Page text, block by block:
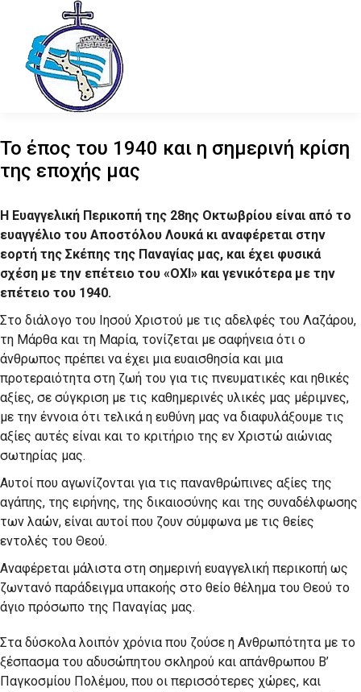
Το έπος του 1940 και η σημερινή κρίση
της εποχής μας
Η Ευαγγελική Περικοπή της 28ης Οκτωβρίου είναι από το
ευαγγέλιο του Αποστόλου Λουκά κι αναφέρεται στην
εορτή της Σκέπης της Παναγίας μας, και έχει φυσικά
σχέση με την επέτειο του «ΟΧΙ» και γενικότερα με την
επέτειο του 1940.
Στο διάλογο του Ιησού Χριστού με τις αδελφές του Λαζάρου,
τη Μάρθα και τη Μαρία, τονίζεται με σαφήνεια ότι ο
άνθρωπος πρέπει να έχει μια ευαισθησία και μια
προτεραιότητα στη ζωή του για τις πνευματικές και ηθικές
αξίες, σε σύγκριση με τις καθημερινές υλικές μας μέριμνες,
με την έννοια ότι τελικά η ευθύνη μας να διαφυλάξουμε τις
αξίες αυτές είναι και το κριτήριο της εν Χριστώ αιώνιας
σωτηρίας μας.
Αυτοί που αγωνίζονται για τις πανανθρώπινες αξίες της
αγάπης, της ειρήνης, της δικαιοσύνης και της συναδέλφωσης
των λαών, είναι αυτοί που ζουν σύμφωνα με τις θείες
εντολές του Θεού.
Αναφέρεται μάλιστα στη σημερινή ευαγγελική περικοπή ως
ζωντανό παράδειγμα υπακοής στο θείο θέλημα του Θεού το
άγιο πρόσωπο της Παναγίας μας.
Στα δύσκολα λοιπόν χρόνια που ζούσε η Ανθρωπότητα με το
ξέσπασμα του αδυσώπητου σκληρού και απάνθρωπου Β’
Παγκοσμίου Πολέμου, που οι περισσότερες χώρες, και